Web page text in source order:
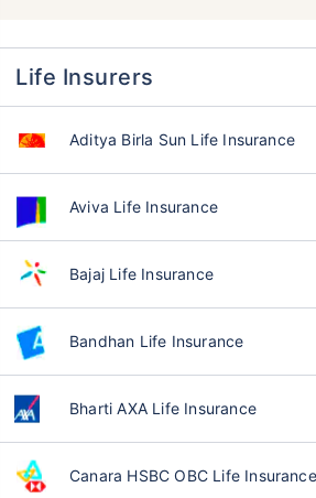
Life Insurers
Aditya Birla Sun Life Insurance
Aviva Life Insurance
Bajaj Life Insurance
Bandhan Life Insurance
Bharti AXA Life Insurance
Canara HSBC OBC Life Insurance
वय टर्म विमा
परिणाम करते
24 वर्षे
₹ 434/महिना* ₹
44 वर्षे